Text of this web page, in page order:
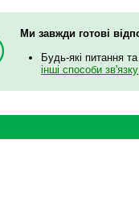
Ми завжди готові
Будь-які питання
інші способи зв'язку